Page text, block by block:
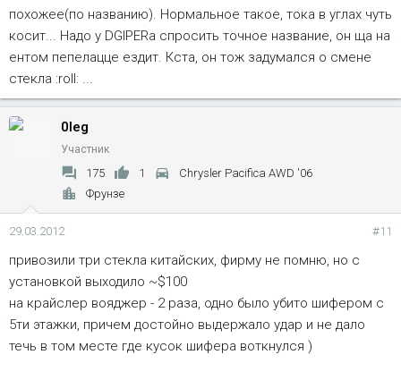
похожее(по названию). Нормальное такое, тока в углах чуть
косит... Надо у DGIPERа спросить точное название, он ща на
ентом пепелацце ездит. Кста, он тож задумался о смене
стекла :roll: ...
0leg
Участник
175 1
Chrysler Pacifica AWD '06
Фрунзе
29.03.2012 #11
привозили три стекла китайских, фирму не помню, но с
установкой выходило ~$100
на крайслер вояджер - 2 раза, одно было убито шифером с
5ти этажки, причем достойно выдержало удар и не дало
течь в том месте где кусок шифера воткнулся )